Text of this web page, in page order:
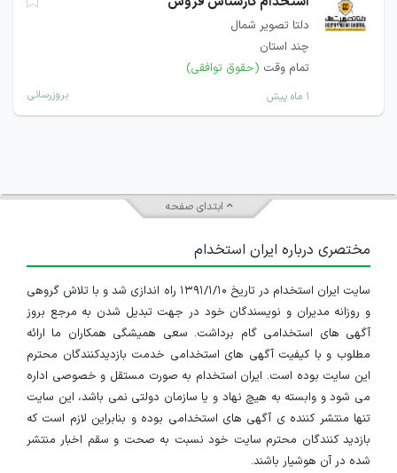
دلتا تصویر شمال
چند استان
تمام وقت (حقوق توافقی)
۱ ماه پیش بروزرسانی
ابتدای صفحه
مختصری درباره ایران استخدام
سایت ایران استخدام در تاریخ ۱۳۹۱/۱/۱۰ راه اندازی شد و با تلاش گروهی
و روزانه مدیران و نویسندگان خود در جهت تبدیل شدن به مرجع بروز
آگهی های استخدامی گام برداشت. سعی همیشگی همکاران ما ارائه
مطلوب و با کیفیت آگهی های استخدامی خدمت بازدیدکنندگان محترم
این سایت بوده است. ایران استخدام به صورت مستقل و خصوصی اداره
می شود و وابسته به هیچ نهاد و یا سازمان دولتی نمی باشد، این سایت
تنها منتشر کننده ی آگهی های استخدامی بوده و بنابراین لازم است که
بازدید کنندگان محترم سایت خود نسبت به صحت و سقم اخبار منتشر
شده در آن هوشیار باشند.